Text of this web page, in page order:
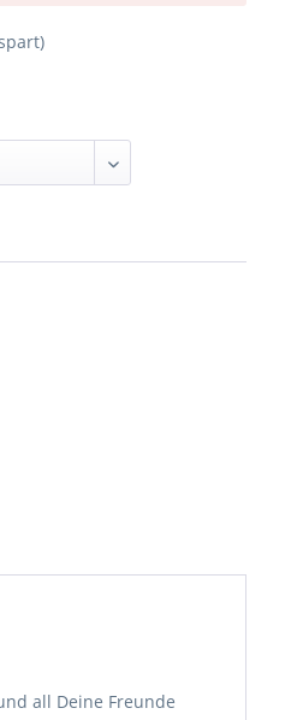
all Deine Freunde